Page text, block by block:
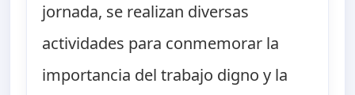
jornada, se realizan diversas
actividades para conmemorar la
importancia del trabajo digno y la